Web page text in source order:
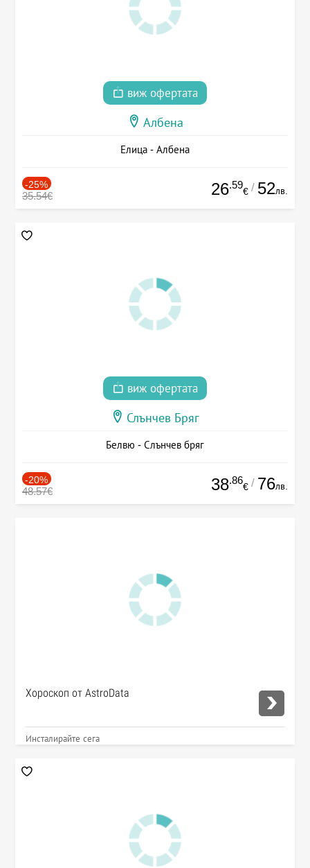
виж офертата
Албена
Елица - Албена
-25%
35.54€ 26.59
€ / 52лв.
виж офертата
Слънчев Бряг
Белвю - Слънчев бряг
-20%
48.57€ 38.86
€ / 76лв.
Хороскоп от AstroData
Инсталирайте сега